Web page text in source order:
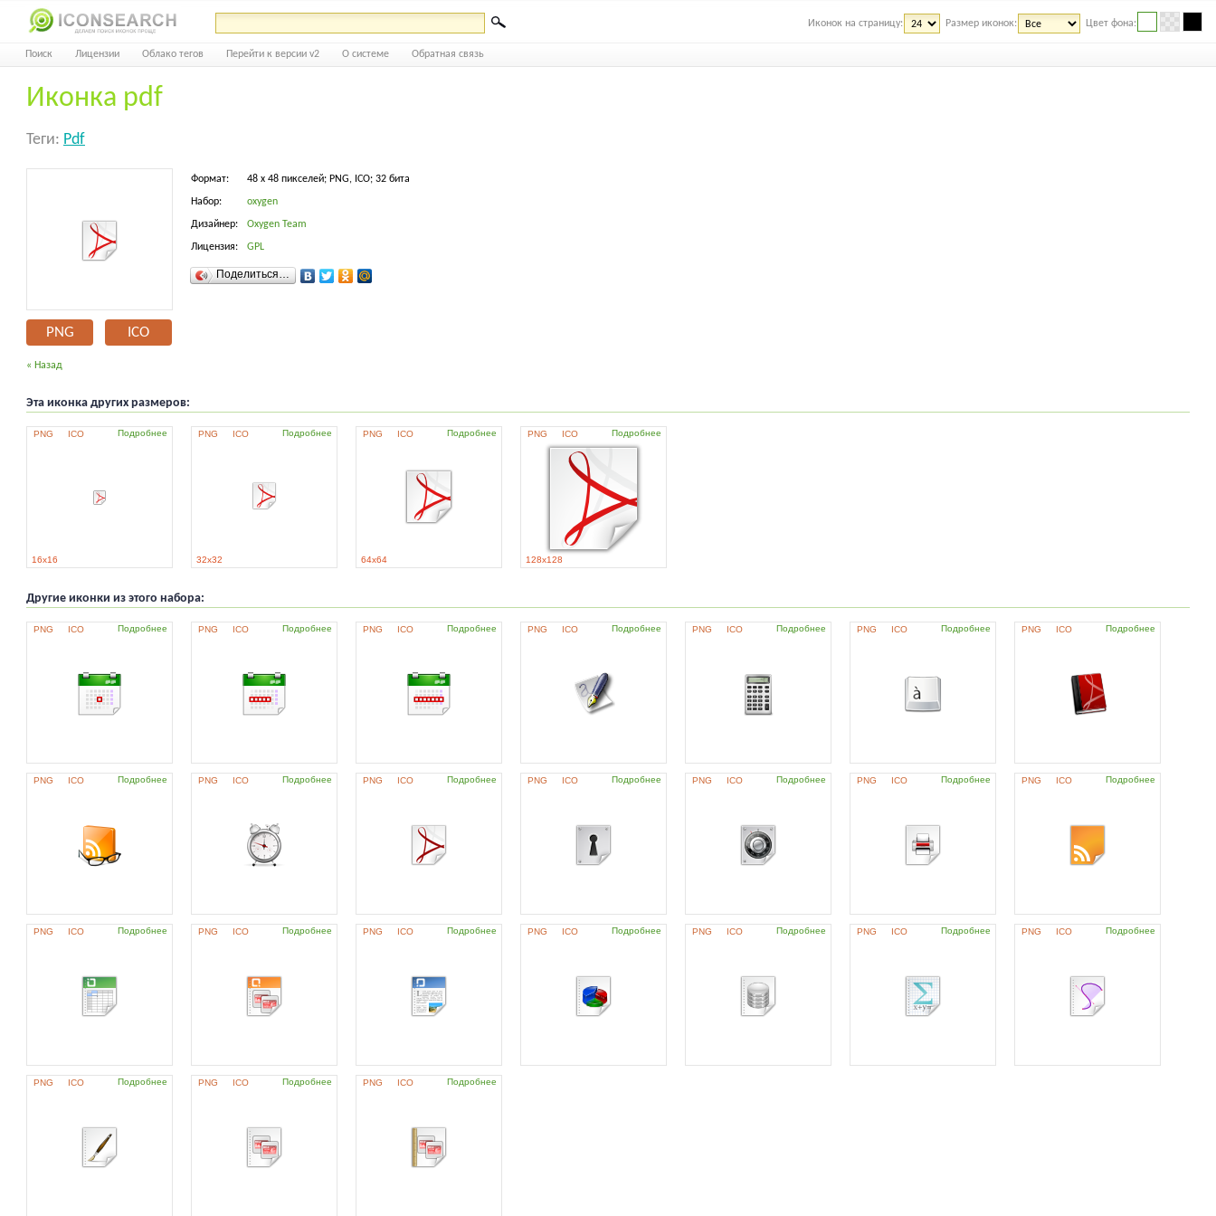
Иконок на страницу: Размер иконок: Цвет фона:
Поиск Лицензии Облако тегов Перейти к версии v2 О системе Обратная связь
Иконка pdf
Теги: Pdf
PNG ICO
Формат: 48 x 48 пикселей; PNG, ICO; 32 бита
Набор: oxygen
Дизайнер: Oxygen Team
Лицензия: GPL
Поделиться…
« Назад
Эта иконка других размеров:
PNG ICO Подробнее
16x16
PNG ICO Подробнее
32x32
PNG ICO Подробнее
64x64
PNG ICO Подробнее
128x128
Другие иконки из этого набора:
PNG ICO Подробнее PNG ICO Подробнее PNG ICO Подробнее PNG ICO Подробнее PNG ICO Подробнее PNG ICO Подробнее PNG ICO Подробнее
PNG ICO Подробнее PNG ICO Подробнее PNG ICO Подробнее PNG ICO Подробнее PNG ICO Подробнее PNG ICO Подробнее PNG ICO Подробнее
PNG ICO Подробнее PNG ICO Подробнее PNG ICO Подробнее PNG ICO Подробнее PNG ICO Подробнее PNG ICO Подробнее PNG ICO Подробнее
PNG ICO Подробнее PNG ICO Подробнее PNG ICO Подробнее